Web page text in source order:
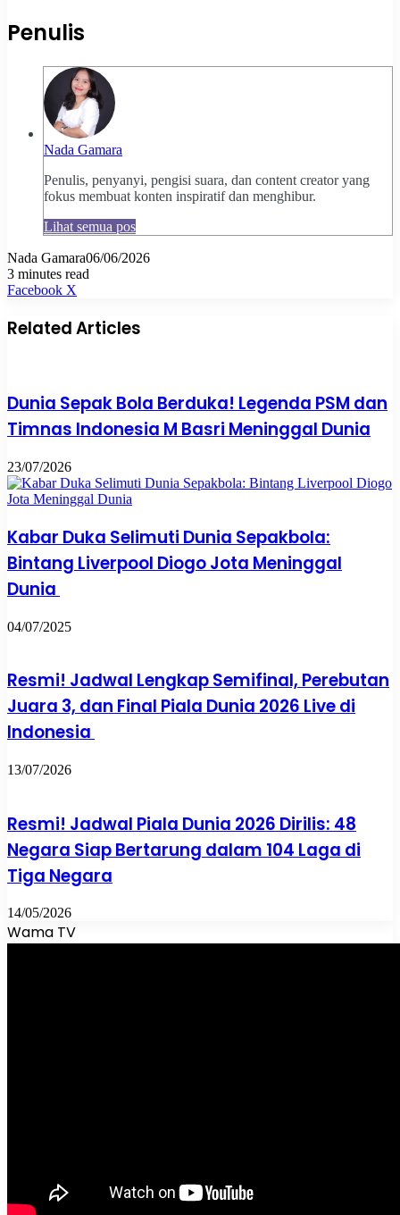
Penulis
Nada Gamara
Penulis, penyanyi, pengisi suara, dan content creator yang
fokus membuat konten inspiratif dan menghibur.
Lihat semua pos
Nada Gamara06/06/2026
3 minutes read
Facebook X
Email
Related Articles
Dunia Sepak Bola Berduka! Legenda PSM dan
Timnas Indonesia M Basri Meninggal Dunia
23/07/2026
Kabar Duka Selimuti Dunia Sepakbola:
Bintang Liverpool Diogo Jota Meninggal
Dunia
04/07/2025
Resmi! Jadwal Lengkap Semifinal, Perebutan
Juara 3, dan Final Piala Dunia 2026 Live di
Indonesia
13/07/2026
Resmi! Jadwal Piala Dunia 2026 Dirilis: 48
Negara Siap Bertarung dalam 104 Laga di
Tiga Negara
14/05/2026
Wama TV